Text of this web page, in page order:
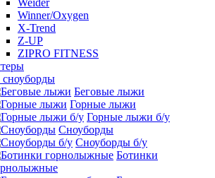
Weider
Winner/Oxygen
X-Trend
Z-UP
ZIPRO FITNESS
Беговые лыжи
Горные лыжи
Горные лыжи б/у
Сноуборды
Сноуборды б/у
Ботинки